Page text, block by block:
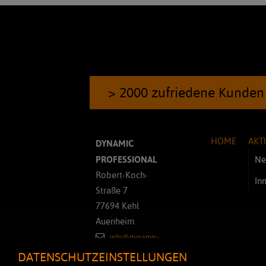
DATENSCHUTZEINSTELLUNGEN
> 2000 zufriedene Kunden
DYNAMIC
PROFESSIONAL
Robert-Koch-
Straße 7
77694 Kehl
Auenheim
info@dynamic-
professional.de
HOME